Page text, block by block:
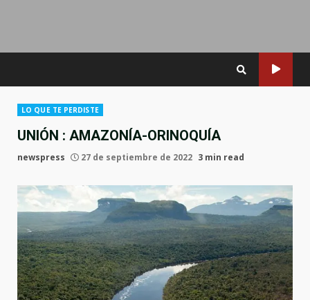
LO QUE TE PERDISTE
UNIÓN : AMAZONÍA-ORINOQUÍA
newspress 27 de septiembre de 2022 3 min read